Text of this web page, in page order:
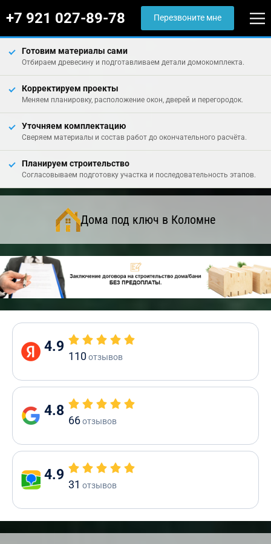
+7 921 027-89-78 Перезвоните мне
Готовим материалы сами
Отбираем древесину и подготавливаем детали домокомплекта.
Корректируем проекты
Меняем планировку, расположение окон, дверей и перегородок.
Уточняем комплектацию
Сверяем материалы и состав работ до окончательного расчёта.
Планируем строительство
Согласовываем подготовку участка и последовательность этапов.
Дома под ключ в Коломне
4.9
110отзывов
4.8
66отзывов
4.9
31 отзывов